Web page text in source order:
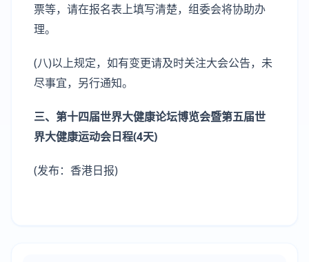
票等，请在报名表上填写清楚，组委会将协助办
理。
(八)以上规定，如有变更请及时关注大会公告，未
尽事宜，另行通知。
三、第十四届世界大健康论坛博览会暨第五届世
界大健康运动会日程(4天)
(发布：香港日报)